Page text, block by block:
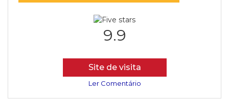
9.9
Site de visita
Ler Comentário